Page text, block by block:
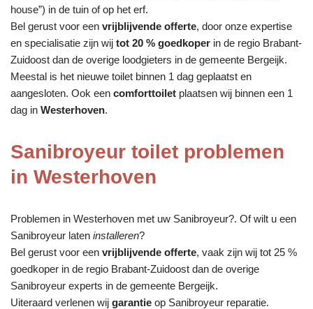
house”) in de tuin of op het erf.
Bel gerust voor een vrijblijvende offerte, door onze expertise
en specialisatie zijn wij tot 20 % goedkoper in de regio Brabant-
Zuidoost dan de overige loodgieters in de gemeente Bergeijk.
Meestal is het nieuwe toilet binnen 1 dag geplaatst en
aangesloten. Ook een comforttoilet plaatsen wij binnen een 1
dag in Westerhoven.
Sanibroyeur toilet problemen
in Westerhoven
Problemen in Westerhoven met uw Sanibroyeur?. Of wilt u een
Sanibroyeur laten installeren?
Bel gerust voor een vrijblijvende offerte, vaak zijn wij tot 25 %
goedkoper in de regio Brabant-Zuidoost dan de overige
Sanibroyeur experts in de gemeente Bergeijk.
Uiteraard verlenen wij garantie op Sanibroyeur reparatie.